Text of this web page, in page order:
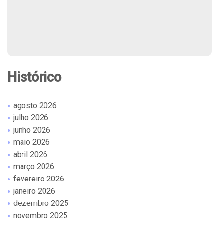
Histórico
agosto 2026
julho 2026
junho 2026
maio 2026
abril 2026
março 2026
fevereiro 2026
janeiro 2026
dezembro 2025
novembro 2025